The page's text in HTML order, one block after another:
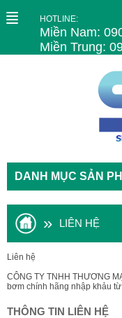
HOTLINE:
Miền Nam:
Miền Trung:
DANH MỤC SẢN
» LIÊN HỆ
Liên hệ
CÔNG TY TNHH THƯƠNG
bơm chính hãng nhập khảu
THÔNG TIN LIÊN HỆ